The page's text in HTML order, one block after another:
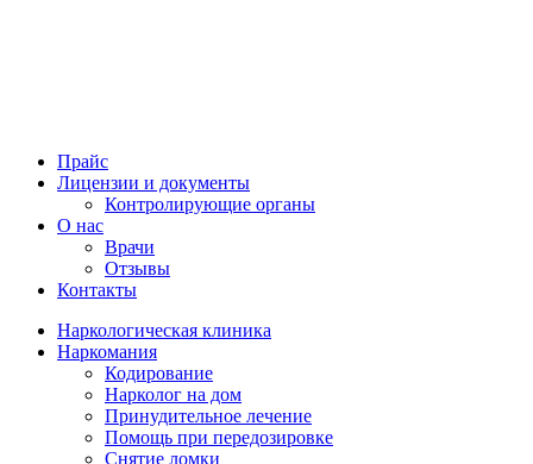
Прайс
Лицензии и документы
Контролирующие органы
О нас
Врачи
Отзывы
Контакты
Наркологическая клиника
Наркомания
Кодирование
Нарколог на дом
Принудительное лечение
Помощь при передозировке
Снятие ломки